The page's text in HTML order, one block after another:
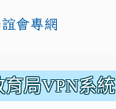
會專網
育局VPN系統